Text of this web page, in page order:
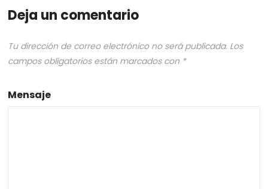
Deja un comentario
Tu dirección de correo electrónico no será publicada. Los
campos obligatorios están marcados con *
Mensaje